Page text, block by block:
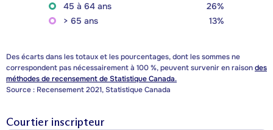
45 à 64 ans
26%
> 65 ans
13%
Des écarts dans les totaux et les pourcentages, dont les sommes ne
correspondent pas nécessairement à 100 %, peuvent survenir en raisondes
méthodes de recensement de Statistique Canada.
Source : Recensement 2021, Statistique Canada
Courtier inscripteur